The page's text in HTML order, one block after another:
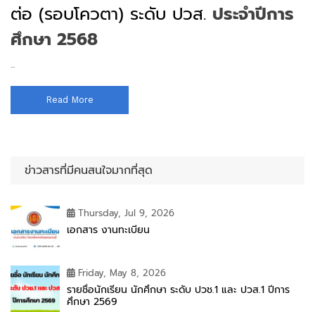
ต่อ (รอบโควตา) ระดับ ปวส. ประจำปีการ
ศึกษา 2568
...
Read More
ข่าวสารที่มีคนสนใจมากที่สุด
Thursday, Jul 9, 2026
เอกสาร งานทะเบียน
Friday, May 8, 2026
รายชื่อนักเรียน นักศึกษา ระดับ ปวช.1 และ ปวส.1 ปีการ
ศึกษา 2569